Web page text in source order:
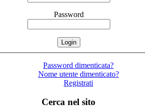
Password
Password dimenticata?
Nome utente dimenticato?
Registrati
Cerca nel sito